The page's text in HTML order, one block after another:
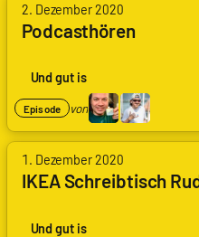
2. Dezember 2020
Podcasthören
Und gut is
Episode von
1. Dezember 2020
IKEA Schreibtisch
Und gut is